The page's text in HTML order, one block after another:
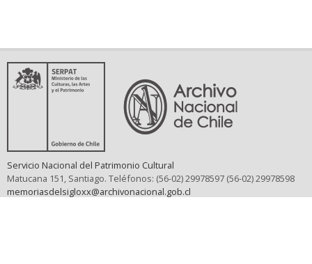
Servicio Nacional del Patrimonio Cultural
Matucana 151, Santiago. Teléfonos: (56-02) 29978597 (56-02) 29978598
memoriasdelsigloxx@archivonacional.gob.cl